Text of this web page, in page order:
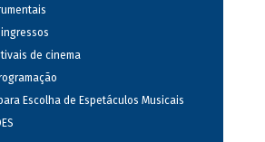
de cinema
Escolha de Espetáculos Musicais